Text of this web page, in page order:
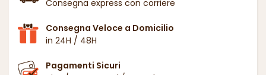
Consegna express con corriere
Consegna Veloce a Domicilio
in 24H / 48H
Pagamenti Sicuri